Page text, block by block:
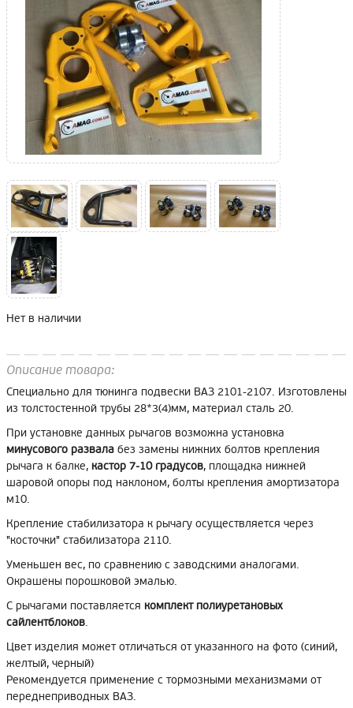
Нет в наличии
Описание товара:
Специально для тюнинга подвески ВАЗ 2101-2107. Изготовлены
из толстостенной трубы 28*3(4)мм, материал сталь 20.
При установке данных рычагов возможна установка
минусового развала без замены нижних болтов крепления
рычага к балке, кастор 7-10 градусов, площадка нижней
шаровой опоры под наклоном, болты крепления амортизатора
м10.
Крепление стабилизатора к рычагу осуществляется через
"косточки" стабилизатора 2110.
Уменьшен вес, по сравнению с заводскими аналогами.
Окрашены порошковой эмалью.
С рычагами поставляется комплект полиуретановых
сайлентблоков.
Цвет изделия может отличаться от указанного на фото (синий,
желтый, черный)
Рекомендуется применение с тормозными механизмами от
переднеприводных ВАЗ.